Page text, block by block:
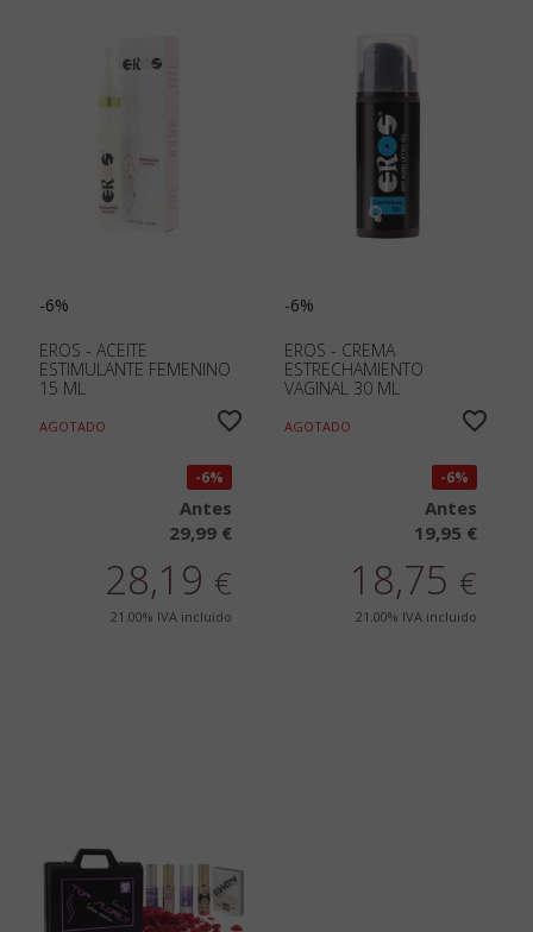
-6%
EROS - ACEITE
ESTIMULANTE FEMENINO
15 ML
AGOTADO
6%
Antes
29,99 €
28,19 €
21.00% IVA incluido
-6%
EROS - CREMA
ESTRECHAMIENTO
VAGINAL 30 ML
AGOTADO
6%
Antes
19,95 €
18,75 €
21.00% IVA incluido